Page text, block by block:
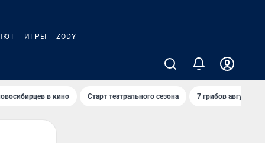
ИГРЫ ZODY
в кино Старт театрального сезона 7 грибов августа